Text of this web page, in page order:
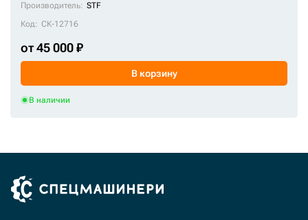
Производитель: STF
Код: СК-12716
от 45 000 ₽
В корзину
В наличии
2
до
4705000
руб.